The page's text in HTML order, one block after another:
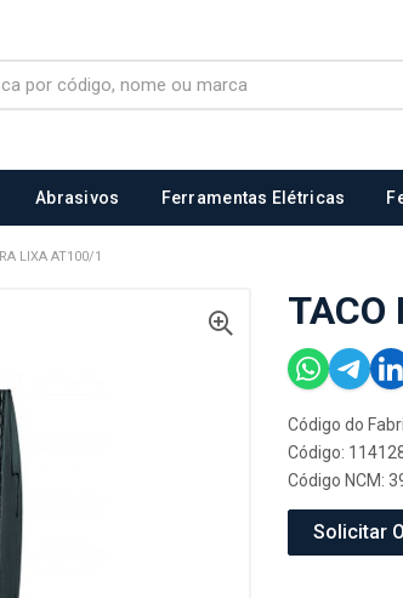
Abrasivos Ferramentas Elétricas
LIXA AT100/1
TACO
Código do
Código:
Código NCM:
Solicitar